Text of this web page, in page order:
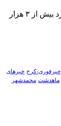
مدیر جهاد کشاورزی شهرستان البرز پیش بینی کرد بیش از ۳ هزار
خبرفوری-کرج خبرهای
ماهدشت محمدشهر